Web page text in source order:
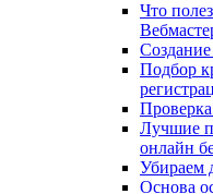
Что
Подбор
Лучшие
онлайн
Убираем
Основа